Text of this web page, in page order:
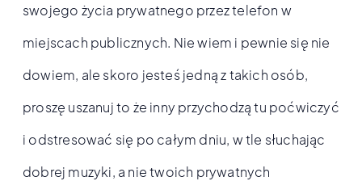
swojego życia prywatnego przez telefon w
miejscach publicznych. Nie wiem i pewnie się nie
dowiem, ale skoro jesteś jedną z takich osób,
proszę uszanuj to że inny przychodzą tu poćwiczyć
i odstresować się po całym dniu, w tle słuchając
dobrej muzyki, a nie twoich prywatnych